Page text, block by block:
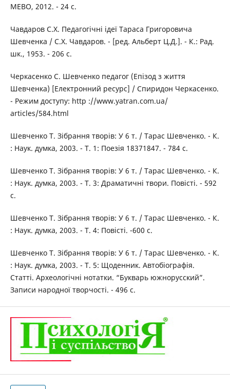
МЕВО, 2012. - 24 с.
Чавдаров С.Х. Педагогічні ідеї Тараса Григоровича
Шевченка / С.Х. Чавдаров. - [ред. Альберт Ц.Д.]. - К.: Рад.
шк., 1953. - 206 с.
Черкасенко С. Шевченко педагог (Епізод з життя
Шевченка) [Електронний ресурс] / Спиридон Черкасенко.
- Режим доступу: http ://www.yatran.com.ua/
articles/584.html
Шевченко Т. Зібрання творів: У 6 т. / Тарас Шевченко. - К.
: Наук. думка, 2003. - Т. 1: Поезія 18371847. - 784 с.
Шевченко Т. Зібрання творів: У 6 т. / Тарас Шевченко. - К.
: Наук. думка, 2003. - Т. 3: Драматичні твори. Повісті. - 592
с.
Шевченко Т. Зібрання творів: У 6 т. / Тарас Шевченко. - К.
: Наук. думка, 2003. - Т. 4: Повісті. -600 с.
Шевченко Т. Зібрання творів: У 6 т. / Тарас Шевченко. - К.
: Наук. думка, 2003. - Т. 5: Щоденник. Автобіографія.
Статті. Археологічні нотатки. “Букварь южнорусский”.
Записи народної творчості. - 496 с.